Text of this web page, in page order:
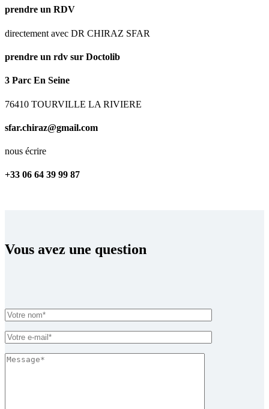
prendre un RDV
directement avec DR CHIRAZ SFAR
prendre un rdv sur Doctolib
3 Parc En Seine
76410 TOURVILLE LA RIVIERE
sfar.chiraz@gmail.com
nous écrire
+33 06 64 39 99 87
Vous avez une question